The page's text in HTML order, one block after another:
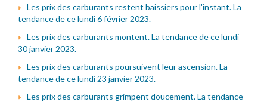
Les prix des carburants restent baissiers pour l'instant. La
tendance de ce lundi 6 février 2023.
Les prix des carburants montent. La tendance de ce lundi
30 janvier 2023.
Les prix des carburants poursuivent leur ascension. La
tendance de ce lundi 23 janvier 2023.
Les prix des carburants grimpent doucement. La tendance